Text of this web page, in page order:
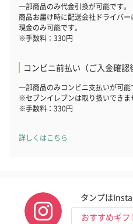
一部商品のみ代金引換が可能です。
商品お届け時に配送会社ドライバ
現金のみ可能です。
※手数料：330円
コンビニ前払い（ご入金確認
一部商品のみコンビニ支払いが可能
※セブンイレブンは取り扱いできま
※手数料：330円
詳しくはこちら
タンプは
おすすめギフ